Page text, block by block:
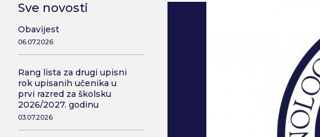
Sve novosti
Obavijest
06.07.2026
Rang lista za drugi upisni
rok upisanih učenika u
prvi razred za školsku
2026/2027. godinu
03.07.2026